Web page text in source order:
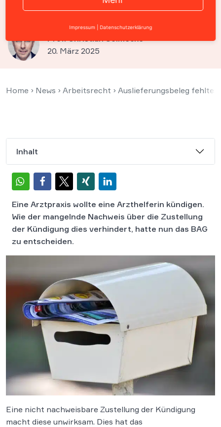
Kündigung unwirksam
Prof. Christian Solmecke
20. März 2025
Home › News › Arbeitsrecht › Auslieferungsbeleg fehlte:
Inhalt
Eine Arztpraxis wollte eine Arzthelferin kündigen.
Wie der mangelnde Nachweis über die Zustellung
der Kündigung dies verhindert, hatte nun das BAG
zu entscheiden.
Eine nicht nachweisbare Zustellung der Kündigung
macht diese unwirksam. Dies hat das
Impressum Datenschutzerklärung